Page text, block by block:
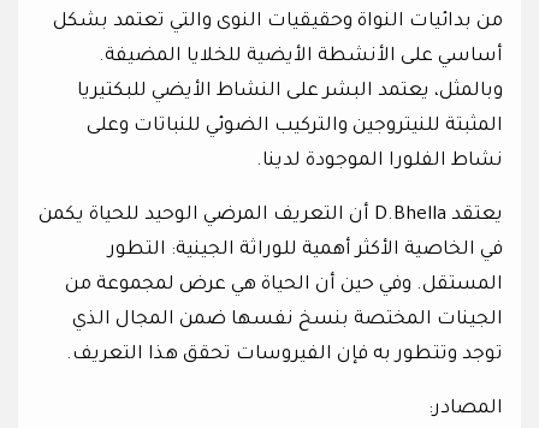
من بدائيات النواة وحقيقيات النوى والتي تعتمد بشكل
أساسي على الأنشطة الأيضية للخلايا المضيفة.
وبالمثل، يعتمد البشر على النشاط الأيضي للبكتيريا
المثبتة للنيتروجين والتركيب الضوئي للنباتات وعلى
نشاط الفلورا الموجودة لدينا.
يعتقد D.Bhella أن التعريف المرضي الوحيد للحياة يكمن
في الخاصية الأكثر أهمية للوراثة الجينية: التطور
المستقل. وفي حين أن الحياة هي عرض لمجموعة من
الجينات المختصة بنسخ نفسها ضمن المجال الذي
توجد وتتطور به فإن الفيروسات تحقق هذا التعريف.
المصادر: